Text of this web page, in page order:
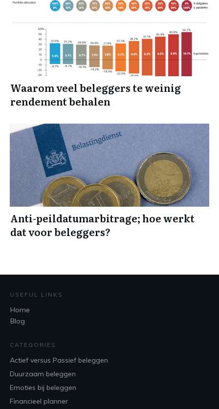
Waarom veel beleggers te weinig
rendement behalen
Anti-peildatumarbitrage; hoe werkt
dat voor beleggers?
USEFUL LINKS
Home
Blog
CATEGORIES
Actief versus Passief beleggen
Duurzaam beleggen
Emoties bij beleggen
Financieel planner